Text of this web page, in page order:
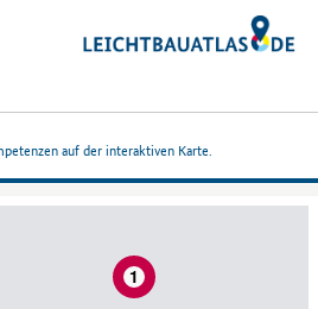
auf der interaktiven Karte.
1